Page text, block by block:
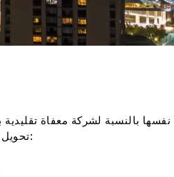
بالنسبة لشركة معفاة
تحويل الشركات الحالية إذا كانت تفي بهذه المتطلبات نفسها) وهي أن الشركة: